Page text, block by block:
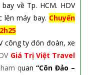
về Tp. HCM. HDV
máy bay. Chuyến
công ty đón đoàn, xe
Giá Trị Việt Travel
quan “Côn Đảo –